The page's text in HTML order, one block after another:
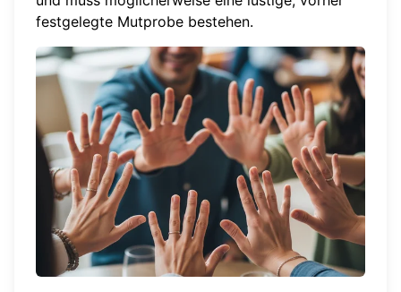
festgelegte Mutprobe bestehen.